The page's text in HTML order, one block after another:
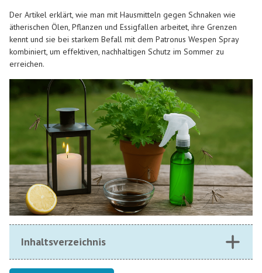
Der Artikel erklärt, wie man mit Hausmitteln gegen Schnaken wie
ätherischen Ölen, Pflanzen und Essigfallen arbeitet, ihre Grenzen
kennt und sie bei starkem Befall mit dem Patronus Wespen Spray
kombiniert, um effektiven, nachhaltigen Schutz im Sommer zu
erreichen.
Inhaltsverzeichnis